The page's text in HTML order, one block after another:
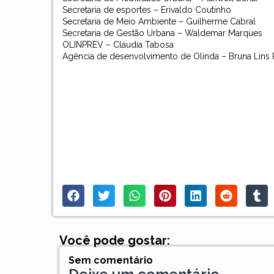
Secretaria de esportes – Erivaldo Coutinho
Secretaria de Meio Ambiente – Guilherme Cabral
Secretaria de Gestão Urbana – Waldemar Marques
OLINPREV – Cláudia Tabosa
Agência de desenvolvimento de Olinda – Bruna Lins
Você pode gostar:
Sem comentário